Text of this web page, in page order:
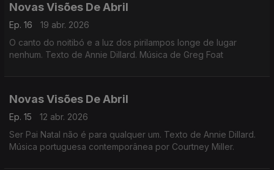
Novas Visões De Abril
Ep. 16
19 abr. 2026
O canto do noitibó e a luz dos pirilampos longe de lugar
nenhum. Texto de Annie Dillard. Música de Greg Foat
Novas Visões De Abril
Ep. 15
12 abr. 2026
Ser Pai Natal não é para qualquer um. Texto de Annie Dillard.
Música portuguesa contemporânea por Courtney Miller.